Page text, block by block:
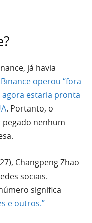
já havia
operou “fora
agora estaria pronta
. Portanto, o
pegado nenhum
Changpeng Zhao
sociais.
significa
e outros.”